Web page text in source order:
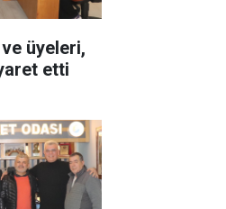
ve üyeleri,
etti